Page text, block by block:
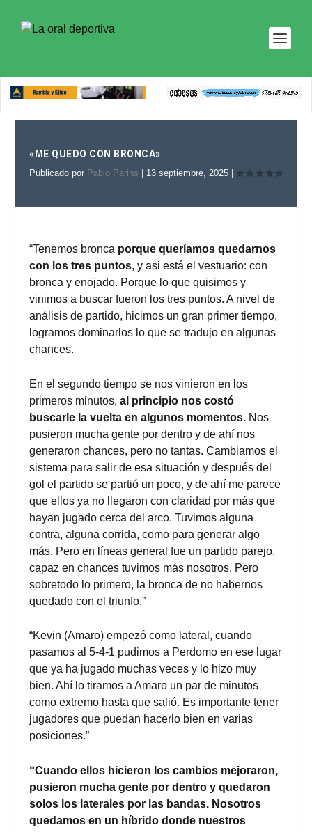
«ME QUEDO CON BRONCA»
Publicado por Pablo Parins 13 septiembre, 2025
“Tenemos bronca porque queríamos quedarnos
con los tres puntos, y asi está el vestuario: con
bronca y enojado. Porque lo que quisimos y
vinimos a buscar fueron los tres puntos. A nivel de
análisis de partido, hicimos un gran primer tiempo,
logramos dominarlos lo que se tradujo en algunas
chances.
En el segundo tiempo se nos vinieron en los
primeros minutos,al principio nos costó
buscarle la vuelta en algunos momentos. Nos
pusieron mucha gente por dentro y de ahí nos
generaron chances, pero no tantas. Cambiamos el
sistema para salir de esa situación y después del
gol el partido se partió un poco, y de ahí me parece
que ellos ya no llegaron con claridad por más que
hayan jugado cerca del arco. Tuvimos alguna
contra, alguna corrida, como para generar algo
más. Pero en líneas general fue un partido parejo,
capaz en chances tuvimos más nosotros. Pero
sobretodo lo primero, la bronca de no habernos
quedado con el triunfo.”
“Kevin (Amaro) empezó como lateral, cuando
pasamos al 5-4-1 pudimos a Perdomo en ese lugar
que ya ha jugado muchas veces y lo hizo muy
bien. Ahí lo tiramos a Amaro un par de minutos
como extremo hasta que salió. Es importante tener
jugadores que puedan hacerlo bien en varias
posiciones.”
“Cuando ellos hicieron los cambios mejoraron,
pusieron mucha gente por dentro y quedaron
solos los laterales por las bandas. Nosotros
quedamos en un híbrido donde nuestros